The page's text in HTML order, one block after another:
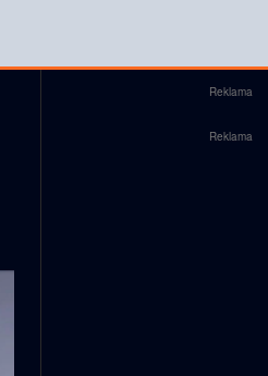
Reklama
Reklama